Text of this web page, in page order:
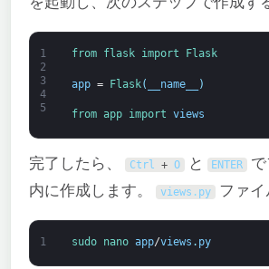
1
2
3
4
5
from flask import Flask
app = Flask( __name__ )
from app import views
完了したら、 Ctrl + O と ENTER
内に作成します。
views . py ファイ
1 sudo nano app/views . py